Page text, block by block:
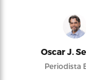
Oscar J.
Periodista